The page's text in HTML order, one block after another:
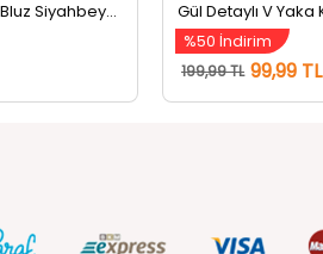
199,99 TL 99,99 TL